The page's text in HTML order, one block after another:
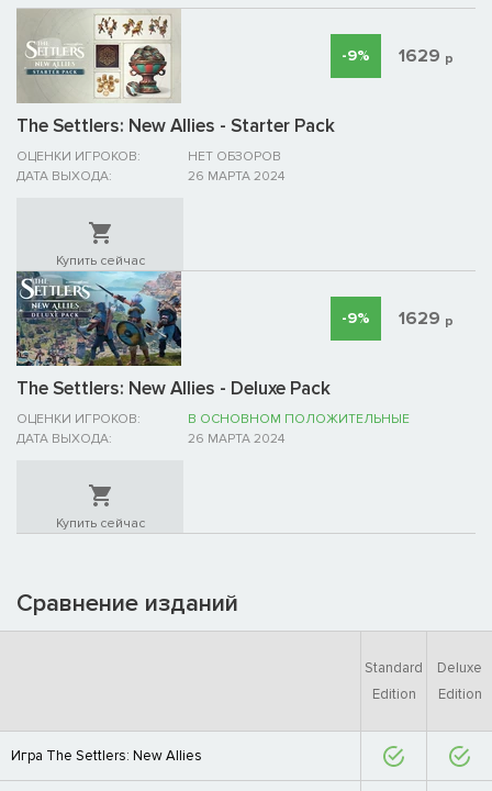
The Settlers: New Allies - Starter Pack
ОЦЕНКИ ИГРОКОВ:
НЕТ ОБЗОРОВ
ДАТА ВЫХОДА:
26 МАРТА 2024
-9% 1629 р
Купить сейчас
The Settlers: New Allies - Deluxe Pack
ОЦЕНКИ ИГРОКОВ:
В ОСНОВНОМ ПОЛОЖИТЕЛЬНЫЕ
ДАТА ВЫХОДА:
26 МАРТА 2024
-9% 1629 р
Купить сейчас
Сравнение изданий
Standard
Edition
Deluxe
Edition
Игра The Settlers: New Allies